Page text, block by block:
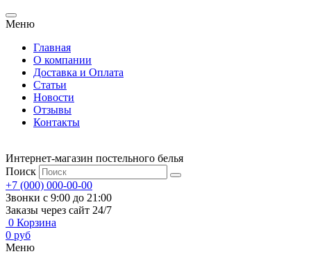
Меню
Главная
О компании
Доставка и Оплата
Статьи
Новости
Отзывы
Контакты
Интернет-магазин постельного белья
Поиск
+7 (000) 000-00-00
Звонки с 9:00 до 21:00
Заказы через сайт 24/7
0 Корзина
0 руб
Меню